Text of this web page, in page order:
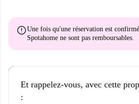
errorUne fois qu'une réservation est
Spotahome ne sont pas remboursables.
Et rappelez-vous, avec cette
: